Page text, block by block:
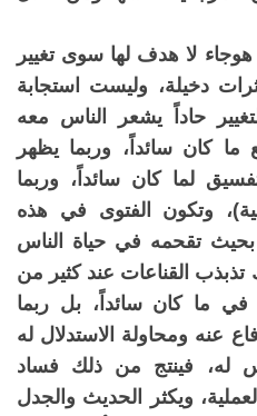
هوجاء لا هدف لها سوى تغيير
دخيلة، وليست استجابة
حاداً يشعر الناس معه
ما كان سائداً، وربما يظهر
لما كان سائداً، وربما
وتكون الفتوى في هذه
بحيث تقحمه في حياة الناس
تذبذب القناعات عند كثير من
ما كان سائداً، بل ربما
عنه ومحاولة الاستدلال له
له، فينتج من ذلك فساد
ويكثر الحديث والجدل